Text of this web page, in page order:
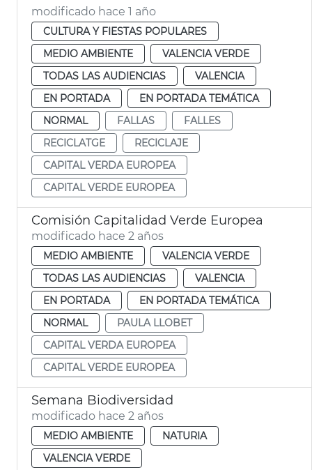
modificado hace 1 año
CULTURA Y FIESTAS POPULARES
MEDIO AMBIENTE
VALENCIA VERDE
TODAS LAS AUDIENCIAS
VALENCIA
EN PORTADA
EN PORTADA TEMÁTICA
NORMAL
FALLAS
FALLES
RECICLATGE
RECICLAJE
CAPITAL VERDA EUROPEA
CAPITAL VERDE EUROPEA
Comisión Capitalidad Verde Europea
modificado hace 2 años
MEDIO AMBIENTE
VALENCIA VERDE
TODAS LAS AUDIENCIAS
VALENCIA
EN PORTADA
EN PORTADA TEMÁTICA
NORMAL
PAULA LLOBET
CAPITAL VERDA EUROPEA
CAPITAL VERDE EUROPEA
Semana Biodiversidad
modificado hace 2 años
MEDIO AMBIENTE
NATURIA
VALENCIA VERDE